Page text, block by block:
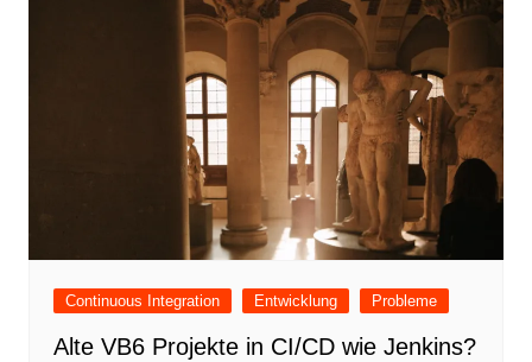
Continuous Integration Entwicklung Probleme
Alte VB6 Projekte in CI/CD wie Jenkins?